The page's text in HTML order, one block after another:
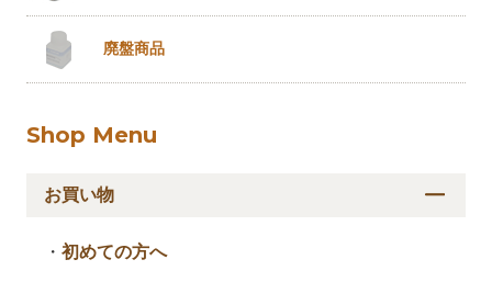
廃盤商品
Shop Menu
お買い物
・初めての方へ